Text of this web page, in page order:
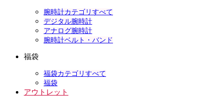
腕時計カテゴリすべて
デジタル腕時計
アナログ腕時計
腕時計ベルト・バンド
福袋
福袋カテゴリすべて
福袋
アウトレット